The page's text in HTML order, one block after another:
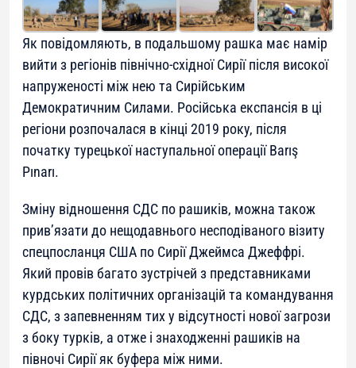
Як повідомляють, в подальшому рашка має намір
вийти з регіонів північно-східної Сирії після високої
напруженості між нею та Сирійським
Демократичним Силами. Російська експансія в ці
регіони розпочалася в кінці 2019 року, після
початку турецької наступальної операції Barış
Pınarı.
Зміну відношення СДС по рашиків, можна також
прив’язати до нещодавнього несподіваного візиту
спецпосланця США по Сирії Джеймса Джеффрі.
Який провів багато зустрічей з представниками
курдських політичних організацій та командування
СДС, з запевненням тих у відсутності нової загрози
з боку турків, а отже і знаходженні рашиків на
півночі Сирії як буфера між ними.